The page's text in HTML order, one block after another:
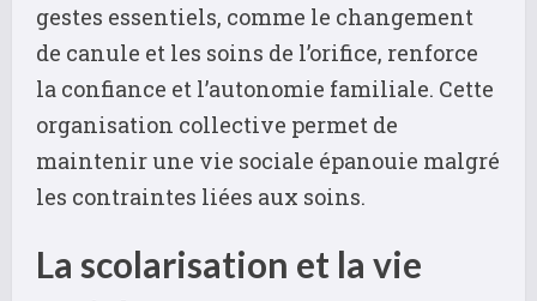
gestes essentiels, comme le changement
de canule et les soins de l’orifice, renforce
la confiance et l’autonomie familiale. Cette
organisation collective permet de
maintenir une vie sociale épanouie malgré
les contraintes liées aux soins.
La scolarisation et la vie